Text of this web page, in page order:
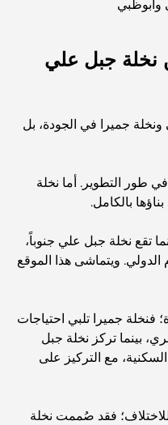
المفضلة لعام 2026
دبي: الدليل الشامل
مقارنة واضحة لمشتري
الأمثل
وأبوظبي
نخلة جبل علي
جميرا في الجودة، بل
طور التطوير. أما نخلة
بالكامل.
تقع نخلة جبل علي جنوباً،
ويتماشى هذا الموقع
فنخلة جميرا تلبي احتياجات
بينما تركز نخلة جبل
مع التركيز على
فقد صُممت نخلة